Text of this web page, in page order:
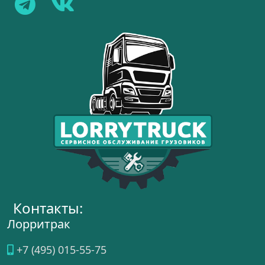
Контакты:
Лорритрак
+7 (495) 015-55-75